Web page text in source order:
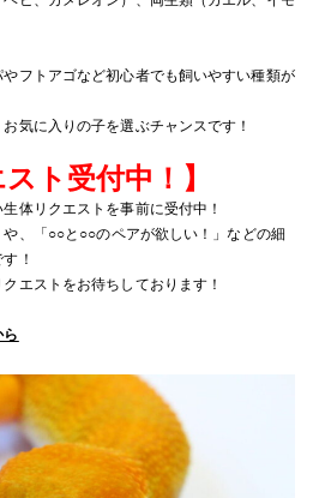
フトアゴなど初心者でも飼いやすい種類が
気に入りの子を選ぶチャンスです！
ト受付中！】
体リクエストを事前に受付中！
や、「○○と○○のペアが欲しい！」などの細
！
エストをお待ちしております！